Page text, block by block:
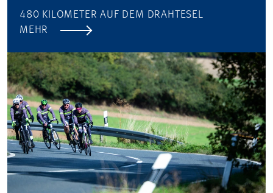
480 KILOMETER AUF DEM DRAHTESEL
MEHR